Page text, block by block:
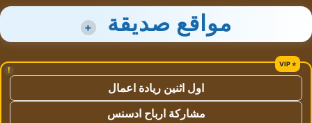
مواقع صديقة +
!
اول اثنين ريادة اعمال
مشاركة ارباح ادسنس